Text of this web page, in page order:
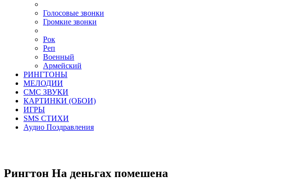
Голосовые звонки
Громкие звонки
Рок
Реп
Военный
Армейский
РИНГТОНЫ
МЕЛОДИИ
СМС ЗВУКИ
КАРТИНКИ (ОБОИ)
ИГРЫ
SMS СТИХИ
Аудио Поздравления
Рингтон На деньгах помешена